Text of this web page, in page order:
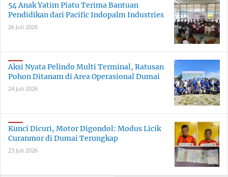
54 Anak Yatim Piatu Terima Bantuan
Pendidikan dari Pacific Indopalm Industries
26 Juli 2026
Aksi Nyata Pelindo Multi Terminal, Ratusan
Pohon Ditanam di Area Operasional Dumai
24 Juli 2026
Kunci Dicuri, Motor Digondol: Modus Licik
Curanmor di Dumai Terungkap
23 Juli 2026